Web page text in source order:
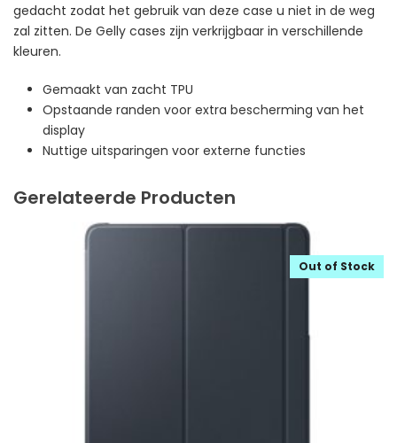
gedacht zodat het gebruik van deze case u niet in de weg
zal zitten. De Gelly cases zijn verkrijgbaar in verschillende
kleuren.
Gemaakt van zacht TPU
Opstaande randen voor extra bescherming van het
display
Nuttige uitsparingen voor externe functies
Gerelateerde Producten
Out of Stock